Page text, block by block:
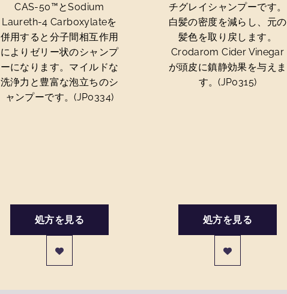
CAS-50™とSodium
Laureth-4 Carboxylateを
併用すると分子間相互作用
によりゼリー状のシャンプ
ーになります。マイルドな
洗浄力と豊富な泡立ちのシ
ャンプーです。(JP0334)
処方を見る
チグレイシャンプーです。
白髪の密度を減らし、元の
髪色を取り戻します。
Crodarom Cider Vinegar
が頭皮に鎮静効果を与えま
す。(JP0315)
処方を見る